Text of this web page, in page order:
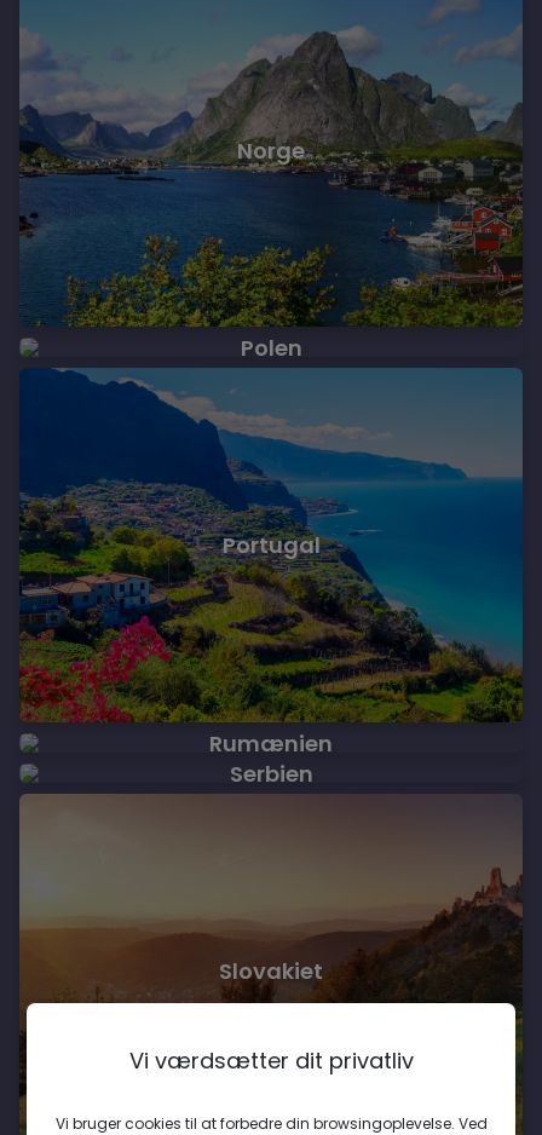
Vi værdsætter dit privatliv
Vi bruger cookies til at forbedre din browsingoplevelse. Ved
Norge
Polen
Portugal
Rumænien
Serbien
Slovakiet